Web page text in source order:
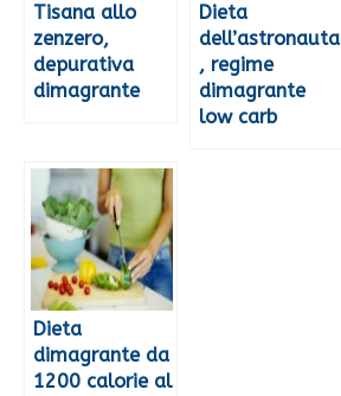
Tisana allo
zenzero,
depurativa
dimagrante
Dieta
dell’astronauta
, regime
dimagrante
low carb
Dieta
dimagrante da
1200 calorie al